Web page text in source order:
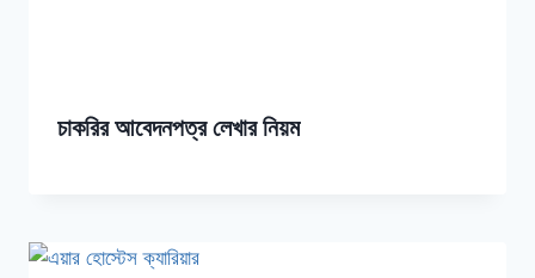
চাকরির আবেদনপত্র লেখার নিয়ম